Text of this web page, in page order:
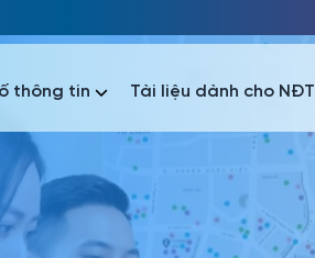
thông tin Tài liệu dành cho NĐT
Phổ biến nhất